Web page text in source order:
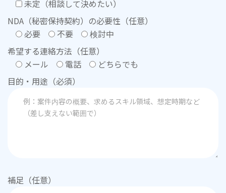
未定（相談して決めたい）
NDA（秘密保持契約）の必要性（任意）
必要
不要
検討中
希望する連絡方法（任意）
メール
電話
どちらでも
目的・用途（必須）
補足（任意）